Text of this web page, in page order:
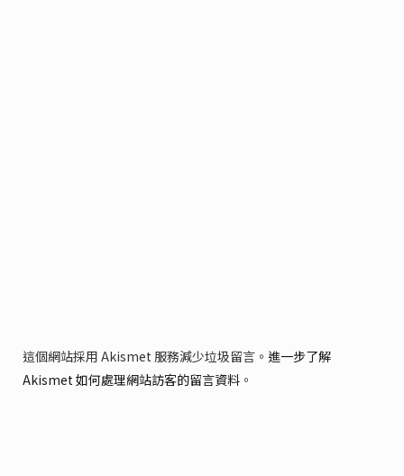
這個網站採用 Akismet 服務減少垃圾留言。 進一步了解
Akismet 如何處理網站訪客的留言資料 。